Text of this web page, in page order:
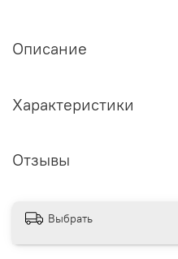
Описание
Характеристики
Отзывы
Выбрать